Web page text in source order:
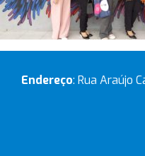
Endereço: Rua Araújo